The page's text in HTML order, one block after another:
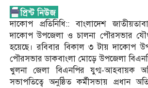
দাকোপ প্রতিনিধি:: বাংলাদেশ
দাকোপ উপজেলা ও চালনা পৌরসভার যৌথ
হয়েছে। রবিবার বিকাল ৩ টায় দাকোপ
পৌরসভার ডাকবাংলা মোড়ে উপজেলা
খুলনা জেলা বিএনপির যুগ্ম-আহবায়ক
সভাপতিত্বে অনুষ্ঠিত কর্মীসভায় প্রধান